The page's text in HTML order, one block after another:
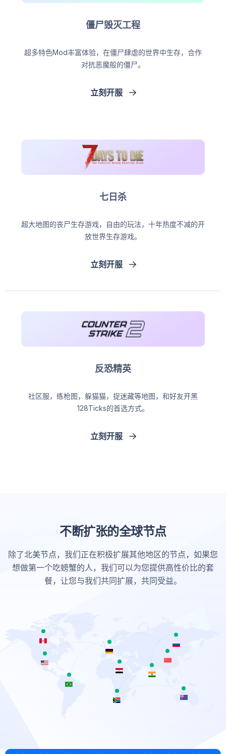
僵尸毁灭工程
超多特色Mod丰富体验，在僵尸肆虐的世界中生存，合作
对抗恶魔般的僵尸。
立刻开服
七日杀
超大地图的丧尸生存游戏，自由的玩法，十年热度不减的开
放世界生存游戏。
立刻开服
反恐精英
社区服，练枪图，躲猫猫，捉迷藏等地图，和好友开黑
128Ticks的首选方式。
立刻开服
不断扩张的全球节点
除了北美节点，我们正在积极扩展其他地区的节点，如果您
想做第一个吃螃蟹的人，我们可以为您提供高性价比的套
餐，让您与我们共同扩展，共同受益。